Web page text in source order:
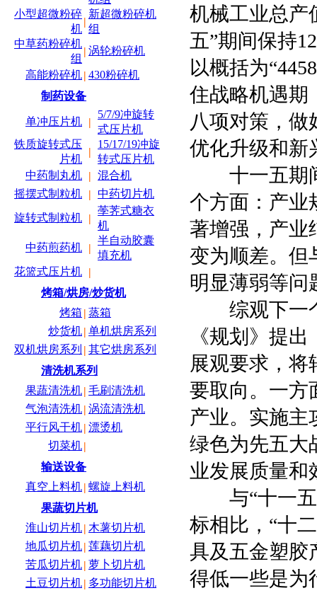
小型超微粉碎
机
|
新超微粉碎机
组
中草药粉碎机
组
| 涡轮粉碎机
高能粉碎机| 430粉碎机
制药设备
单冲压片机 |
5/7/9冲旋转
式压片机
铁质旋转式压
片机
|
15/17/19冲旋
转式压片机
中药制丸机 | 混合机
摇摆式制粒机 | 中药切片机
旋转式制粒机 |
荸荠式糖衣
机
中药煎药机 |
半自动胶囊
填充机
花篮式压片机 |
烤箱/烘房/炒货机
烤箱 | 蒸箱
炒货机| 单机烘房系列
双机烘房系列 | 其它烘房系列
清洗机系列
果蔬清洗机| 毛刷清洗机
气泡清洗机| 涡流清洗机
平行风干机| 漂烫机
切菜机|
输送设备
真空上料机| 螺旋上料机
果蔬切片机
淮山切片机| 木薯切片机
地瓜切片机| 莲藕切片机
苦瓜切片机| 萝卜切片机
土豆切片机| 多功能切片机
机械工业总产
五”期间保持
以概括为
住战略机遇期
八项对策，
优化升级和新
十一五期间
个方面：产业
著增强，产业
变为顺差。但
明显薄弱等问
综观下一个
《规划》提
展观要求，将
要取向。一方
产业。实施主
绿色为先五大
业发展质量和
与“十一五”
标相比，“十
具及五金塑胶
得低一些是为